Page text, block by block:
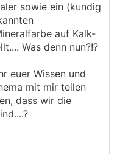
sowie ein (kundig
auf Kalk-
Was denn nun?!?
euer Wissen und
mit mir teilen
dass wir die